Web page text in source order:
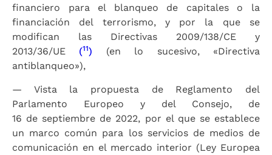
financiero para el blanqueo de capitales o la
financiación del terrorismo, y por la que se
modifican las Directivas 2009/138/CE y
2013/36/UE (11) (en lo sucesivo, «Directiva
antiblanqueo»),
— Vista la propuesta de Reglamento del
Parlamento Europeo y del Consejo, de
16 de septiembre de 2022, por el que se establece
un marco común para los servicios de medios de
comunicación en el mercado interior (Ley Europea